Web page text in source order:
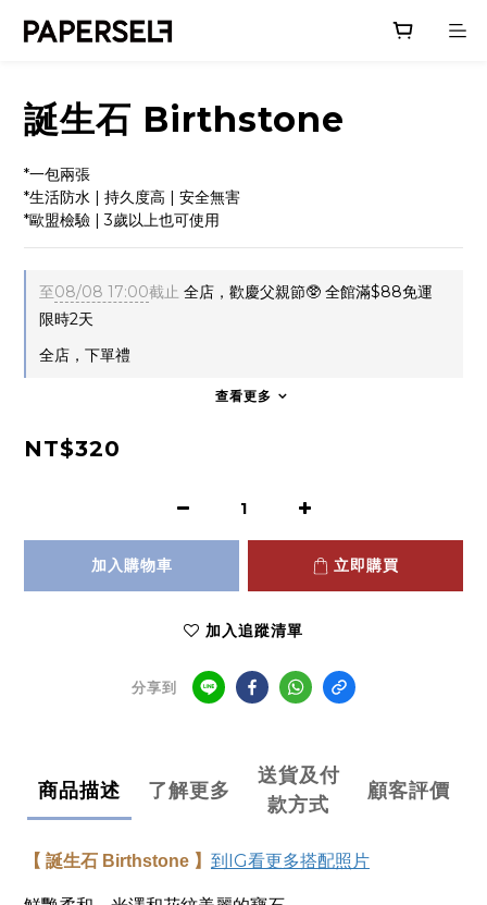
誕生石 Birthstone
*一包兩張
*生活防水 | 持久度高 | 安全無害
*歐盟檢驗 | 3歲以上也可使用
至08/08 17:00截止 全店，歡慶父親節🥸 全館滿$88免運
限時2天
全店，下單禮
查看更多
NT$320
加入購物車 立即購買
加入追蹤清單
分享到
商品描述 了解更多
送貨及付
款方式
顧客評價
【 誕生石 Birthstone 】 到IG看更多搭配照片